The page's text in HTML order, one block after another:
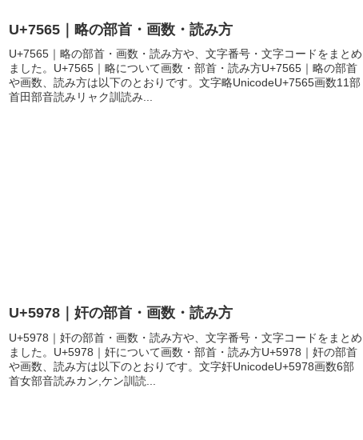
U+7565｜略の部首・画数・読み方
U+7565｜略の部首・画数・読み方や、文字番号・文字コードをまとめ
ました。U+7565｜略について画数・部首・読み方U+7565｜略の部首
や画数、読み方は以下のとおりです。文字略UnicodeU+7565画数11部
首田部音読みリャク訓読み...
U+5978｜奸の部首・画数・読み方
U+5978｜奸の部首・画数・読み方や、文字番号・文字コードをまとめ
ました。U+5978｜奸について画数・部首・読み方U+5978｜奸の部首
や画数、読み方は以下のとおりです。文字奸UnicodeU+5978画数6部
首女部音読みカン,ケン訓読...